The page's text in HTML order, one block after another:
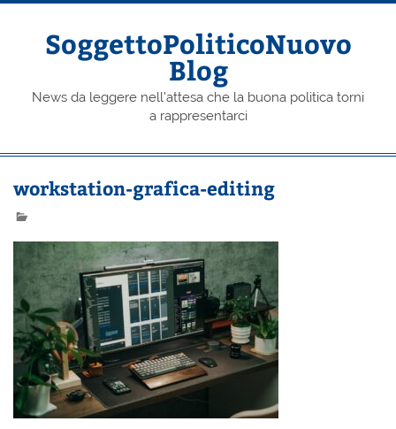
Skip
SoggettoPoliticoNuovo
Blog
News da leggere nell'attesa che la buona politica torni
a rappresentarci
workstation-grafica-editing